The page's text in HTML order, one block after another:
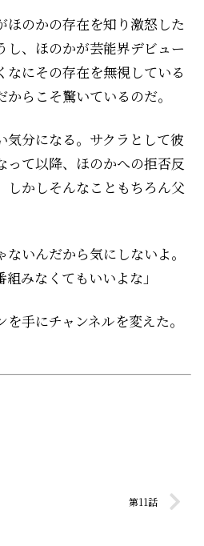
のかの存在を知り激怒した
し、ほのかが芸能界デビュー
なにその存在を無視している
らこそ驚いているのだ。
分になる。サクラとして彼
って以降、ほのかへの拒否反
しかしそんなこともちろん父
いんだから気にしないよ。
みなくてもいいよな」
手にチャンネルを変えた。
第11話